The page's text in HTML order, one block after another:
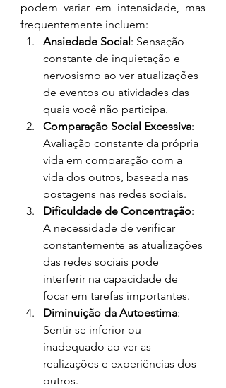
podem variar em intensidade, mas
frequentemente incluem:
Ansiedade Social: Sensação
constante de inquietação e
nervosismo ao ver atualizações
de eventos ou atividades das
quais você não participa.
Comparação Social Excessiva:
Avaliação constante da própria
vida em comparação com a
vida dos outros, baseada nas
postagens nas redes sociais.
Dificuldade de Concentração:
A necessidade de verificar
constantemente as atualizações
das redes sociais pode
interferir na capacidade de
focar em tarefas importantes.
Diminuição da Autoestima:
Sentir-se inferior ou
inadequado ao ver as
realizações e experiências dos
outros.